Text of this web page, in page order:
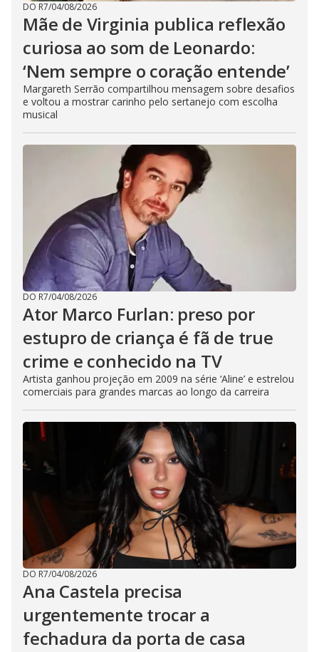
DO R7/04/08/2026
Mãe de Virginia publica reflexão
curiosa ao som de Leonardo:
‘Nem sempre o coração entende’
Margareth Serrão compartilhou mensagem sobre desafios
e voltou a mostrar carinho pelo sertanejo com escolha
musical
DO R7/04/08/2026
Ator Marco Furlan: preso por
estupro de criança é fã de true
crime e conhecido na TV
Artista ganhou projeção em 2009 na série ‘Aline’ e estrelou
comerciais para grandes marcas ao longo da carreira
DO R7/04/08/2026
Ana Castela precisa
urgentemente trocar a
fechadura da porta de casa